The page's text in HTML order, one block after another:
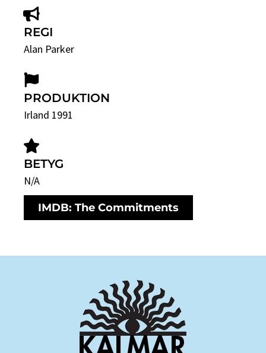
REGI
Alan Parker
PRODUKTION
Irland 1991
BETYG
N/A
IMDB: The Commitments